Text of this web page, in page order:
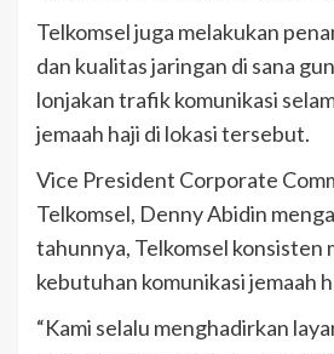
Telkomsel juga melakukan
dan kualitas jaringan di sana
lonjakan trafik komunikasi
jemaah haji di lokasi tersebut.
Vice President Corporate
Telkomsel, Denny Abidin
tahunnya, Telkomsel konsisten
kebutuhan komunikasi jemaah
“Kami selalu menghadirkan